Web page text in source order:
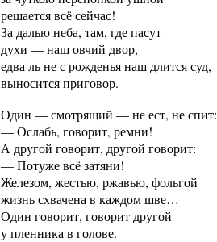
решается всё сейчас!
За далью неба, там, где пасут
духи — наш овчий двор,
едва ль не с рожденья наш длится суд,
выносится приговор.
Один — смотрящий — не ест, не спит:
— Ослабь, говорит, ремни!
А другой говорит, другой говорит:
— Потуже всё затяни!
Железом, жестью, ржавью, фольгой
жизнь схвачена в каждом шве…
Один говорит, говорит другой
у пленника в голове.